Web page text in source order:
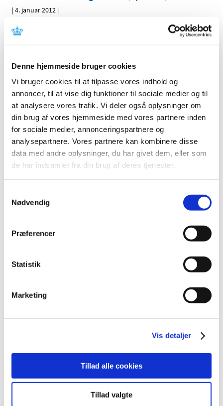
Denne hjemmeside bruger cookies
Vi bruger cookies til at tilpasse vores indhold og
annoncer, til at vise dig funktioner til sociale medier og til
at analysere vores trafik. Vi deler også oplysninger om
din brug af vores hjemmeside med vores partnere inden
for sociale medier, annonceringspartnere og
analysepartnere. Vores partnere kan kombinere disse
data med andre oplysninger, du har givet dem, eller som
de har indsamlet fra din brug af deres tjenester.
Nødvendig
Præferencer
Statistik
Marketing
Vis detaljer
Tillad alle cookies
Tillad valgte
|4. januar 2012 |
Medicintilskudsnævnet har på Lægemiddelstyrelsens
foranledning revurderet tilskudsstatus for lægemidler i…
Alle (2505)
TID
2026 (83)
2025 (158)
2024 (224)
2023 (195)
2022 (197)
2021 (516)
2020 (263)
2016 (167)
2014 (44)
2012 (44)
november (6)
juni (3)